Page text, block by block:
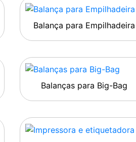
Balança para Empilhadeira
Balanças para Big-Bag